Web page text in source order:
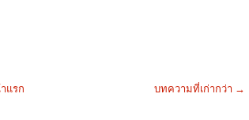
บทความที่เก่ากว่า →
แรก